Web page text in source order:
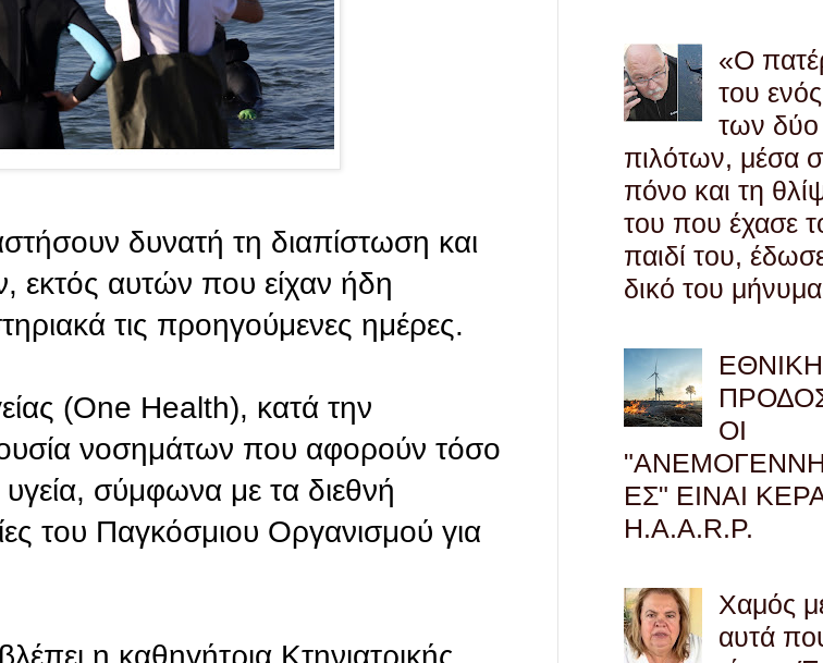
δυνατή τη διαπίστωση και
αυτών που είχαν ήδη
τις προηγούμενες ημέρες.
(One Health), κατά την
νοσημάτων που αφορούν τόσο
σύμφωνα με τα διεθνή
του Παγκόσμιου Οργανισμού για
«Ο
του
των δύο
πιλότων, μέσα
πόνο και τη
του που έχασε
παιδί του,
δικό του μήνυμα
ΕΘΝΙΚΗ
ΟΙ
ΕΣ" ΕΙΝΑΙ
H.A.A.R.P.
Χαμός
αυτά